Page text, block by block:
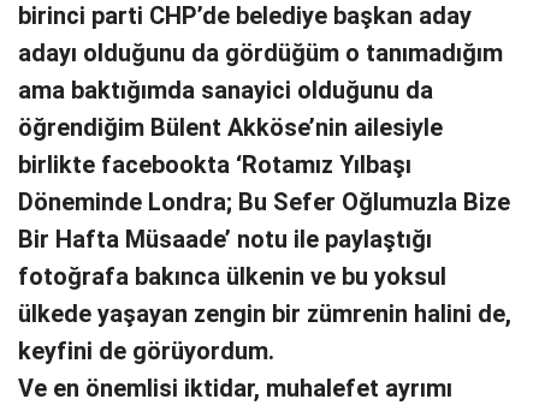
birinci parti CHP’de belediye başkan aday
adayı olduğunu da gördüğüm o tanımadığım
ama baktığımda sanayici olduğunu da
öğrendiğim Bülent Akköse’nin ailesiyle
birlikte facebookta ‘Rotamız Yılbaşı
Döneminde Londra; Bu Sefer Oğlumuzla Bize
Bir Hafta Müsaade’ notu ile paylaştığı
fotoğrafa bakınca ülkenin ve bu yoksul
ülkede yaşayan zengin bir zümrenin halini de,
keyfini de görüyordum.
Ve en önemlisi iktidar, muhalefet ayrımı